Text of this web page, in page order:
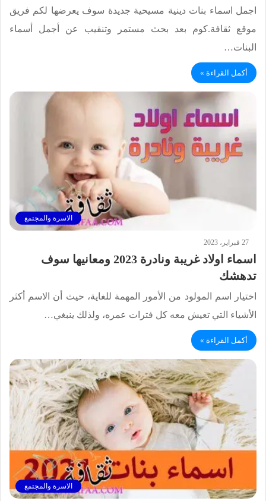
اجمل اسماء بنات دينية مسيحية جديدة سوف يعرضها لكم فريق
موقع ثقافة.كوم بعد بحث مستمر وتنقيب عن أجمل أسماء
البنات…
أكمل القراءة »
الاسرة والمجتمع
27 فبراير، 2023
اسماء اولاد غريبة ونادرة 2023 ومعانيها سوف
تدهشك
اختيار اسم المولود من الأمور المهمة للغاية، حيث أن الاسم أكثر
الأشياء التي تعيش معه كل فترات عمره، ولذلك ينبغي…
أكمل القراءة »
الاسرة والمجتمع